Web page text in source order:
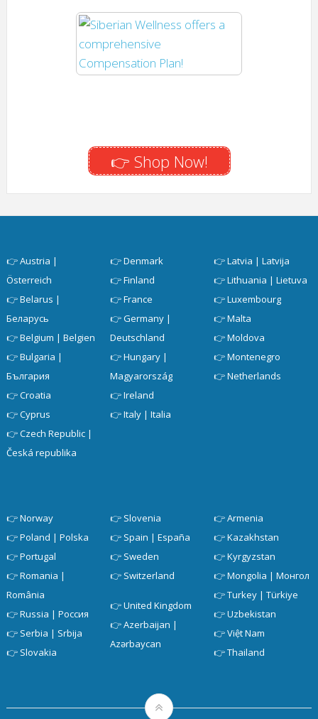
👉 Shop Now!
👉Austria |
Österreich
👉Belarus |
Беларусь
👉Belgium | Belgien
👉Bulgaria |
България
👉Croatia
👉Cyprus
👉Czech Republic |
Česká republika
👉Denmark
👉Finland
👉France
👉Germany |
Deutschland
👉Hungary |
Magyarország
👉Ireland
👉Italy | Italia
👉Latvia | Latvija
👉Lithuania | Lietuva
👉Luxembourg
👉Malta
👉Moldova
👉Montenegro
👉Netherlands
👉Norway
👉Poland | Polska
👉Portugal
👉Romania |
România
👉Russia | Россия
👉 Serbia | Srbija
👉 Slovakia
👉 Slovenia
👉 Spain | España
👉 Sweden
👉 Switzerland
👉United Kingdom
👉Azerbaijan |
Azərbaycan
👉Armenia
👉Kazakhstan
👉Kyrgyzstan
👉Mongolia | Монгол
👉Turkey | Türkiye
👉Uzbekistan
👉Việt Nam
👉Thailand